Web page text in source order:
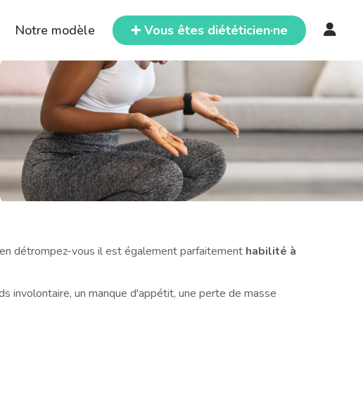
Notre modèle ➕ Vous êtes diététicien·ne
détrompez-vous il est également parfaitement habilité à
involontaire, un manque d'appétit, une perte de masse